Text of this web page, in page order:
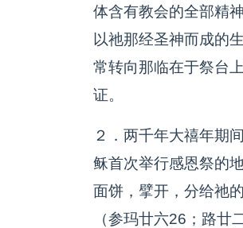
体含有教会的全部精
以祂那经圣神而成的
常转向那临在于祭台
证。
２．两千年大禧年期
稣首次举行感恩祭的
面饼，擘开，分给祂
（参玛廿六26；路